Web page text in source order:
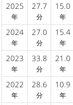
2025
年
27.7
分
15.0
年
2024
年
27.0
分
15.4
年
2023
年
33.8
分
21.0
年
2022
年
28.6
分
10.9
年